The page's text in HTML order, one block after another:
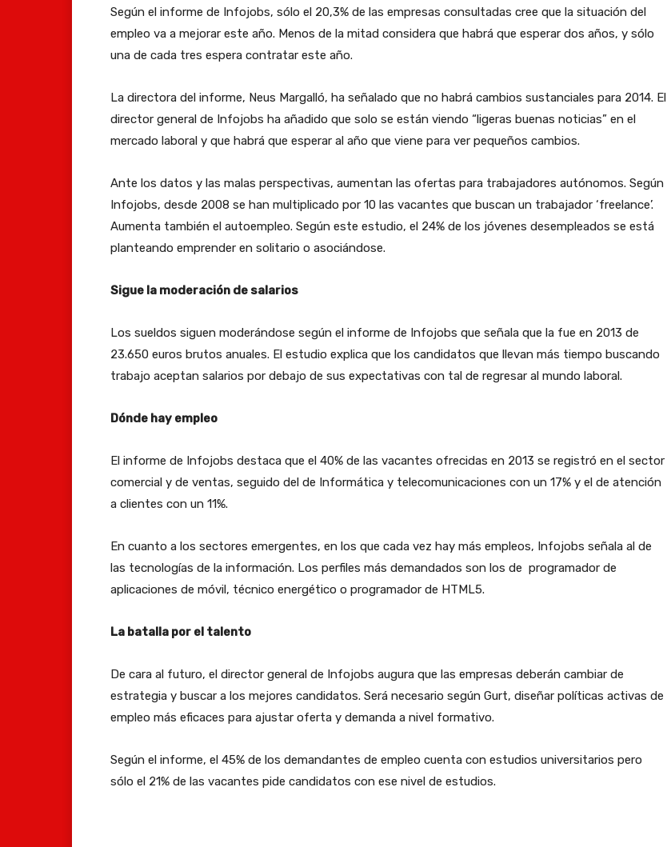
Según el informe de Infojobs, sólo el 20,3% de las empresas consultadas cree que la situación del
empleo va a mejorar este año. Menos de la mitad considera que habrá que esperar dos años, y sólo
una de cada tres espera contratar este año.
La directora del informe, Neus Margalló, ha señalado que no habrá cambios sustanciales para 2014. El
director general de Infojobs ha añadido que solo se están viendo “ligeras buenas noticias” en el
mercado laboral y que habrá que esperar al año que viene para ver pequeños cambios.
Ante los datos y las malas perspectivas, aumentan las ofertas para trabajadores autónomos. Según
Infojobs, desde 2008 se han multiplicado por 10 las vacantes que buscan un trabajador ‘freelance’.
Aumenta también el autoempleo. Según este estudio, el 24% de los jóvenes desempleados se está
planteando emprender en solitario o asociándose.
Sigue la moderación de salarios
Los sueldos siguen moderándose según el informe de Infojobs que señala que la fue en 2013 de
23.650 euros brutos anuales. El estudio explica que los candidatos que llevan más tiempo buscando
trabajo aceptan salarios por debajo de sus expectativas con tal de regresar al mundo laboral.
Dónde hay empleo
El informe de Infojobs destaca que el 40% de las vacantes ofrecidas en 2013 se registró en el sector
comercial y de ventas, seguido del de Informática y telecomunicaciones con un 17% y el de atención
a clientes con un 11%.
En cuanto a los sectores emergentes, en los que cada vez hay más empleos, Infojobs señala al de
las tecnologías de la información. Los perfiles más demandados son los de programador de
aplicaciones de móvil, técnico energético o programador de HTML5.
La batalla por el talento
De cara al futuro, el director general de Infojobs augura que las empresas deberán cambiar de
estrategia y buscar a los mejores candidatos. Será necesario según Gurt, diseñar políticas activas de
empleo más eficaces para ajustar oferta y demanda a nivel formativo.
Según el informe, el 45% de los demandantes de empleo cuenta con estudios universitarios pero
sólo el 21% de las vacantes pide candidatos con ese nivel de estudios.